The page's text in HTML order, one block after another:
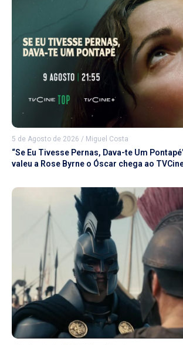
5 de Agosto de 2026 / Miguel Costa
“Se Eu Tivesse Pernas, Dava-te Um
valeu a Rose Byrne o Óscar chega ao